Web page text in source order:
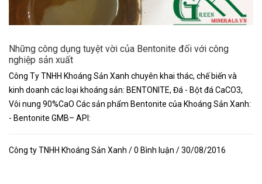
Những công dụng tuyệt vời của Bentonite đối với công
nghiệp sản xuất
Công Ty TNHH Khoáng Sản Xanh chuyên khai thác, chế biến và
kinh doanh các loại khoáng sản: BENTONITE, Đá - Bột đá CaCO3,
Vôi nung 90%CaO Các sản phẩm Bentonite của Khoáng Sản Xanh:
- Bentonite GMB– API:
Công ty TNHH Khoáng Sản Xanh / 0 Bình luận / 30/08/2016